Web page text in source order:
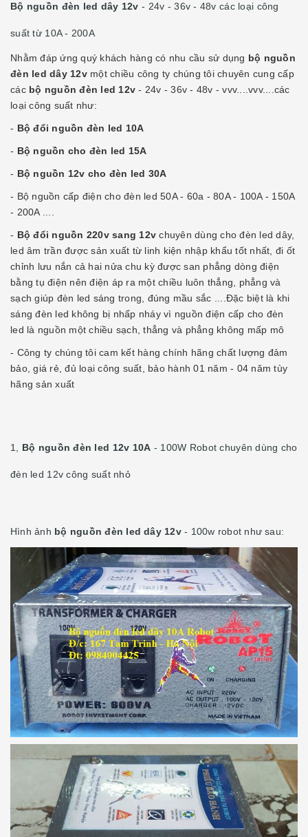
Bộ nguồn đèn led dây 12v - 24v - 36v - 48v các loại công
suất từ 10A - 200A
Nhằm đáp ứng quý khách hàng có nhu cầu sử dụng bộ nguồn
đèn led dây 12vmột chiều công ty chúng tôi chuyên cung cấp
cácbộ nguồn đèn led 12v - 24v - 36v - 48v - vvv....vvv....các
loại công suất như:
- Bộ đổi nguồn đèn led 10A
- Bộ nguồn cho đèn led 15A
- Bộ nguồn 12v cho đèn led 30A
- Bộ nguồn cấp điện cho đèn led 50A - 60a - 80A - 100A - 150A
- 200A ....
- Bộ đổi nguồn 220v sang 12v chuyên dùng cho đèn led dây,
led âm trần được sản xuất từ linh kiện nhập khẩu tốt nhất, đi ốt
chỉnh lưu nắn cả hai nửa chu kỳ được san phẳng dòng điện
bằng tụ điện nên điện áp ra một chiều luôn thẳng, phẳng và
sạch giúp đèn led sáng trong, đúng mầu sắc ....Đặc biệt là khi
sáng đèn led không bị nhấp nháy vì nguồn điện cấp cho đèn
led là nguồn một chiều sạch, thẳng và phẳng không mấp mô
- Công ty chúng tôi cam kết hàng chính hãng chất lượng đảm
bảo, giá rẻ, đủ loại công suất, bảo hành 01 năm - 04 năm tùy
hãng sản xuất
1, Bộ nguồn đèn led 12v 10A - 100W Robot chuyên dùng cho
đèn led 12v công suất nhỏ
Hình ảnh bộ nguồn đèn led dây 12v- 100w robot như sau: